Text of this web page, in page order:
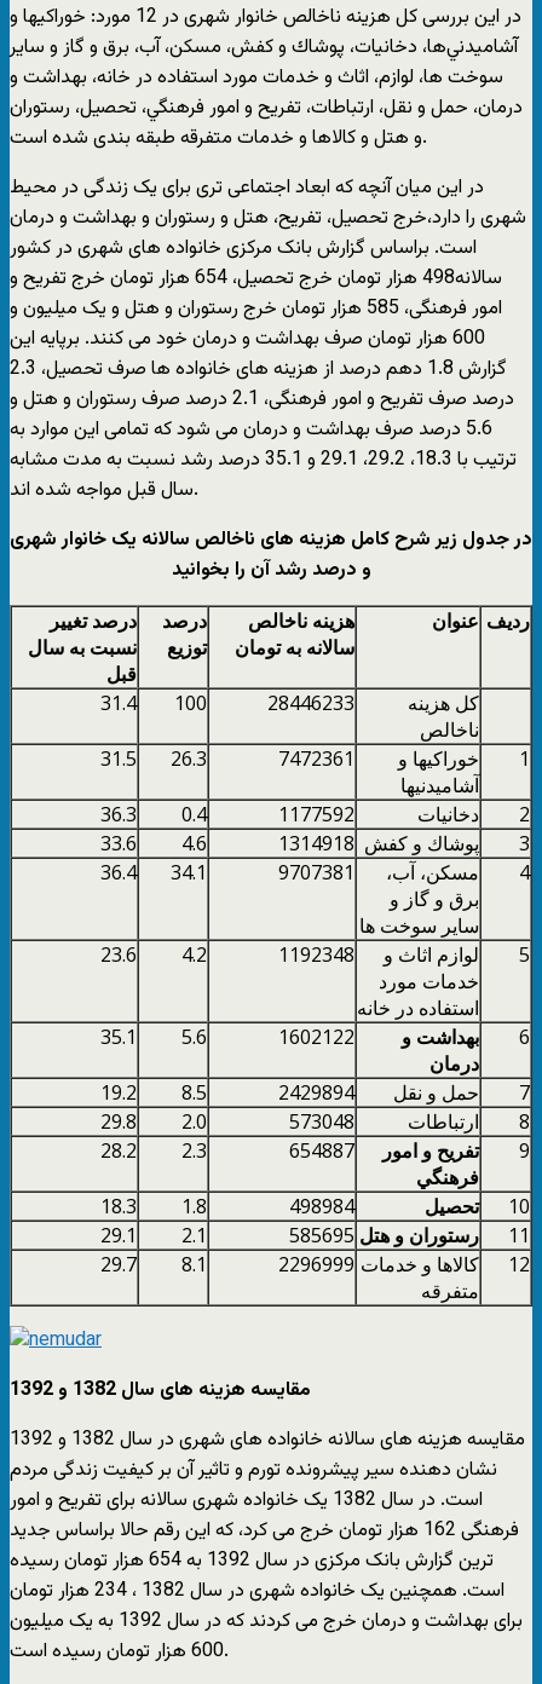
در این بررسی کل هزینه ناخالص خانوار شهری در 12 مورد: خوراكيها و
آشاميدني‌ها، دخانيات، پوشاك و كفش، مسكن، آب، برق و گاز و ساير
سوخت ها، لوازم، اثاث و خدمات مورد استفاده در خانه، بهداشت و
درمان، حمل و نقل، ارتباطات، تفريح و امور فرهنگي، تحصيل، رستوران
و هتل و كالاها و خدمات متفرقه طبقه بندی شده است.
در این میان آنچه که ابعاد اجتماعی تری برای یک زندگی در محیط
شهری را دارد،خرج تحصیل، تفریح، هتل و رستوران و بهداشت و درمان
است. براساس گزارش بانک مرکزی خانواده های شهری در کشور
سالانه498 هزار تومان خرج تحصیل، 654 هزار تومان خرج تفریح و
امور فرهنگی، 585 هزار تومان خرج رستوران و هتل و یک میلیون و
600 هزار تومان صرف بهداشت و درمان خود می کنند. برپایه این
گزارش 1.8 دهم درصد از هزینه های خانواده ها صرف تحصیل، 2.3
درصد صرف تفریح و امور فرهنگی، 2.1 درصد صرف رستوران و هتل و
5.6 درصد صرف بهداشت و درمان می شود که تمامی این موارد به
ترتیب با 18.3، 29.2، 29.1 و 35.1 درصد رشد نسبت به مدت مشابه
سال قبل مواجه شده اند.
در جدول زیر شرح کامل هزینه های ناخالص سالانه یک خانوار شهری
و درصد رشد آن را بخوانید
ردیف عنوان
هزینه ناخالص
سالانه به تومان
درصد
توزیع
درصد تغییر
نسبت به سال
قبل
کل هزینه
ناخالص
28446233
100
31.4
1
خوراكيها و
آشاميدنيها
7472361
26.3
31.5
2 دخانيات 1177592
0.4
36.3
3
پوشاك و كفش 1314918
4.6
33.6
4
مسكن، آب،
برق و گاز و
ساير سوخت ها
9707381
34.1
36.4
5
لوازم اثاث و
خدمات مورد
استفاده در خانه
1192348
4.2
23.6
6
بهداشت و
درمان
1602122
5.6
35.1
7 حمل و نقل 2429894
8.5
19.2
8
ارتباطات 573048
2.0
29.8
9
تفريح و امور
فرهنگي
654887
2.3
28.2
10 تحصيل 498984
1.8
18.3
11
رستوران و هتل 585695
2.1
29.1
12
كالاها و خدمات
متفرقه
2296999
8.1
29.7
مقایسه هزینه های سال 1382 و 1392
مقایسه هزینه های سالانه خانواده های شهری در سال 1382 و 1392
نشان دهنده سیر پیشرونده تورم و تاثیر آن بر کیفیت زندگی مردم
است. در سال 1382 یک خانواده شهری سالانه برای تفریح و امور
فرهنگی 162 هزار تومان خرج می کرد، که این رقم حالا براساس جدید
ترین گزارش بانک مرکزی در سال 1392 به 654 هزار تومان رسیده
است. همچنین یک خانواده شهری در سال 1382 ، 234 هزار تومان
برای بهداشت و درمان خرج می کردند که در سال 1392 به یک میلیون
600 هزار تومان رسیده است.